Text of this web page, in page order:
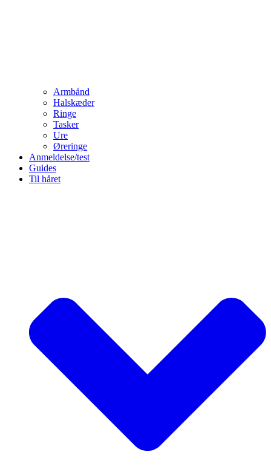
Armbånd
Halskæder
Ringe
Tasker
Ure
Øreringe
Anmeldelse/test
Guides
Til håret